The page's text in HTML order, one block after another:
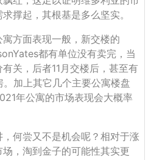
撑起，其根基是多么坚实。
方面表现一般，新交楼的
都有单位没有卖完，当
关，后者11月交楼后，甚至有
加上其它几个主要公寓楼盘
年公寓的市场表现会大概率
何尝又不是机会呢？相对于涨
，淘到金子的可能性其实更